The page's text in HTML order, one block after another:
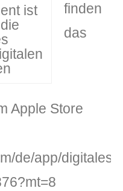
ist
finden
das
Apple Store
de/app/digitales-